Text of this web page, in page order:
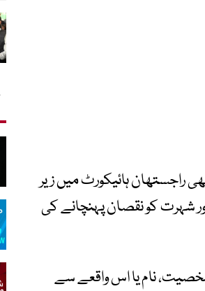
راجستھان ہائیکورٹ میں زیر
شہرت کو نقصان پہنچانے کی
نام یا اس واقعے سے